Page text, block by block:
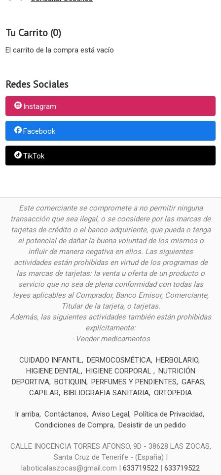
Tu Carrito (0)
El carrito de la compra está vacío
Redes Sociales
Instagram
Facebook
TikTok
Este comerciante se compromete a no permitir ninguna
transacción que sea ilegal, o se considere por las marcas de
tarjetas de crédito o el banco adquiriente, que pueda o tenga
el potencial de dañar la buena voluntad de los mismos o
influir de manera negativa en ellos. Las siguientes
actividades están prohibidas en virtud de los programas de
las marcas de tarjetas: la venta u oferta de un producto o
servicio que no sea de plena conformidad con todas las
leyes aplicables al Comprador, Banco Emisor, Comerciante,
Titular de la tarjeta, o tarjetas.
Además, las siguientes actividades también están prohibidas
explícitamente:
- Vender medicamentos
CUIDADO INFANTIL DERMOCOSMÉTICA
HERBOLARIO
HIGIENE DENTAL
HIGIENE CORPORAL
NUTRICIÓN
DEPORTIVA
BOTIQUIN PERFUMES Y PENDIENTES
GAFAS
CAPILAR
BIBLIOGRAFIA SANITARIA ORTOPEDIA
Ir arriba Contáctanos Aviso Legal
Política de Privacidad
Condiciones de Compra
Desistir de un pedido
CALLE INOCENCIA TORRES AFONSO, 9D - 38628 LAS ZOCAS,
Santa Cruz de Tenerife - (España) |
laboticalaszocas@gmail.com | 633719522
633719522